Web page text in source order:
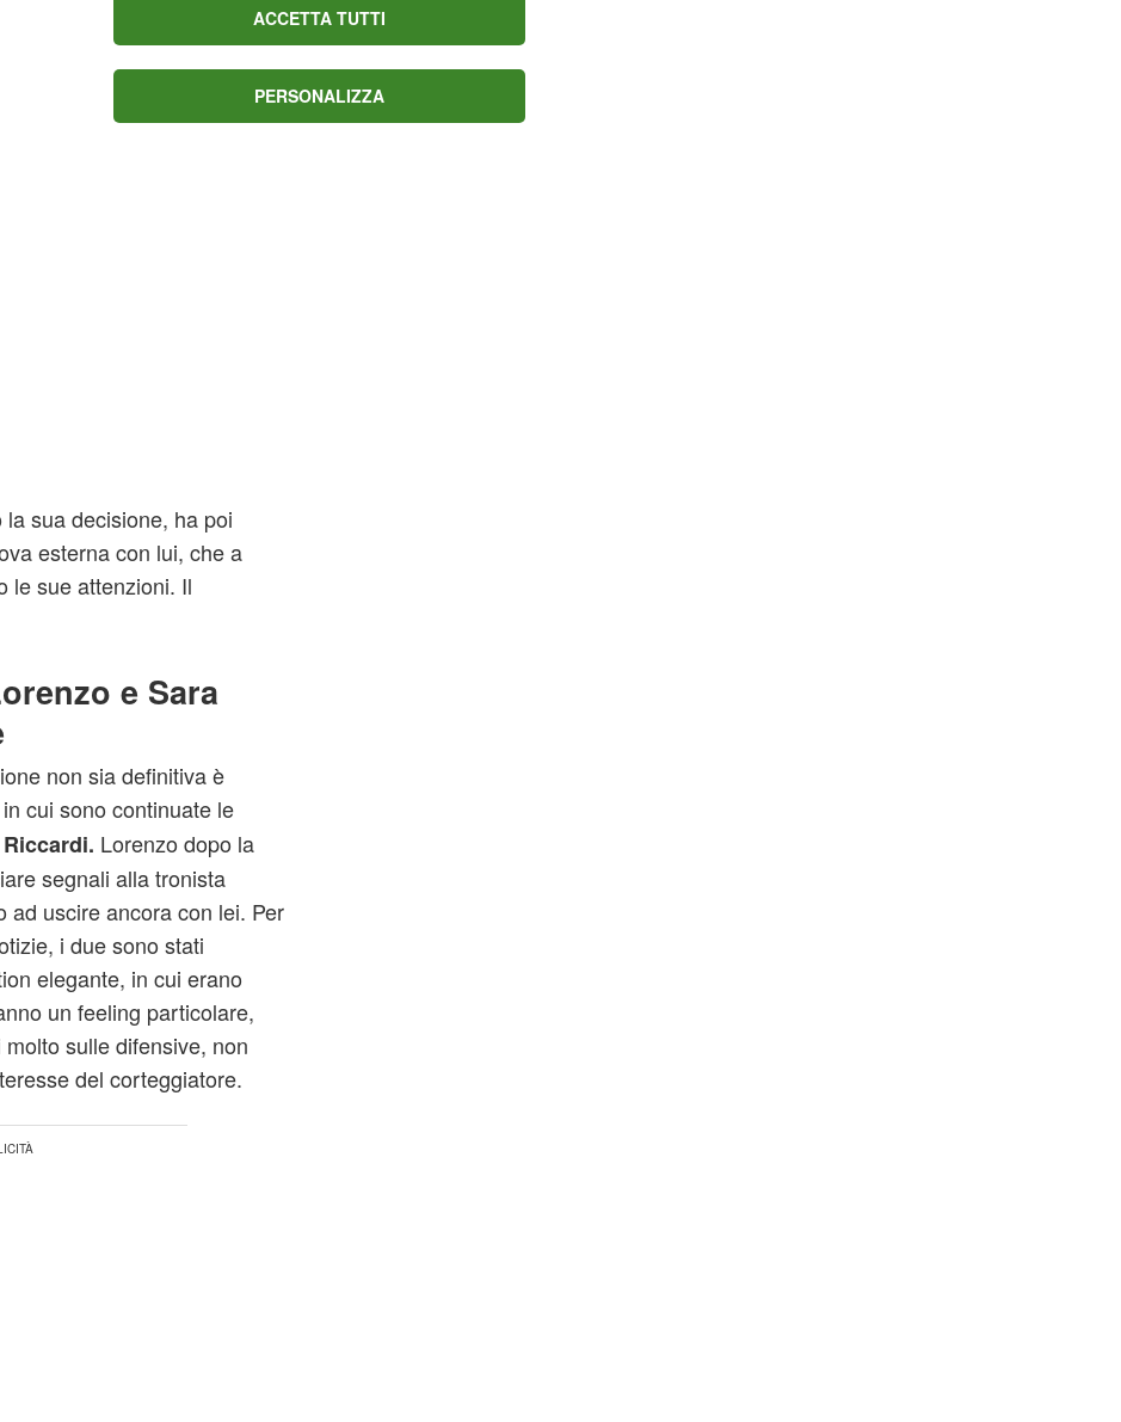
aveva scelto di continuare
sua decisione, ha poi
esterna con lui, che a
le sue attenzioni. Il
e Sara
non sia definitiva è
in cui sono continuate le
Riccardi. Lorenzo dopo la
segnali alla tronista
ad uscire ancora con lei. Per
i due sono stati
elegante, in cui erano
un feeling particolare,
sulle difensive, non
del corteggiatore.
ACCETTA TUTTI
PERSONALIZZA